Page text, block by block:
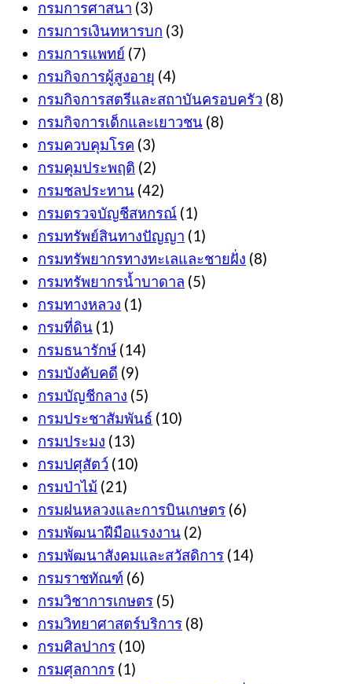
กรมการศาสนา (3)
กรมการเงินทหารบก (3)
กรมการแพทย์ (7)
กรมกิจการผู้สูงอายุ (4)
กรมกิจการสตรีและสถาบันครอบครัว (8)
กรมกิจการเด็กและเยาวชน (8)
กรมควบคุมโรค (3)
กรมคุมประพฤติ (2)
กรมชลประทาน (42)
กรมตรวจบัญชีสหกรณ์ (1)
กรมทรัพย์สินทางปัญญา (1)
กรมทรัพยากรทางทะเลและชายฝั่ง (8)
กรมทรัพยากรน้ำบาดาล (5)
กรมทางหลวง (1)
กรมที่ดิน (1)
กรมธนารักษ์ (14)
กรมบังคับคดี (9)
กรมบัญชีกลาง (5)
กรมประชาสัมพันธ์ (10)
กรมประมง (13)
กรมปศุสัตว์ (10)
กรมป่าไม้ (21)
กรมฝนหลวงและการบินเกษตร (6)
กรมพัฒนาฝีมือแรงงาน (2)
กรมพัฒนาสังคมและสวัสดิการ (14)
กรมราชทัณฑ์ (6)
กรมวิชาการเกษตร (5)
กรมวิทยาศาสตร์บริการ (8)
กรมศิลปากร (10)
กรมศุลกากร (1)